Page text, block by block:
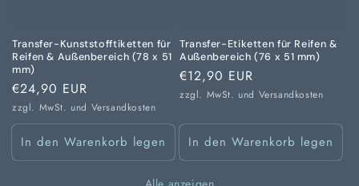
Transfer-Kunststofftiketten für
Reifen & Außenbereich (78 x 51
mm)
Normaler
Preis
€24,90 EUR
zzgl. MwSt. und Versandkosten
In den Warenkorb legen
Transfer-Etiketten für Reifen &
Außenbereich (76 x 51 mm)
Normaler
Preis
€12,90 EUR
zzgl. MwSt. und Versandkosten
In den Warenkorb legen